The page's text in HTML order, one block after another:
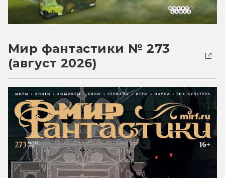
Мир фантастики № 273
(август 2026)